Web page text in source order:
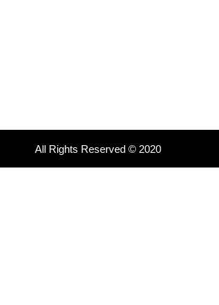
All Rights Reserved © 2020